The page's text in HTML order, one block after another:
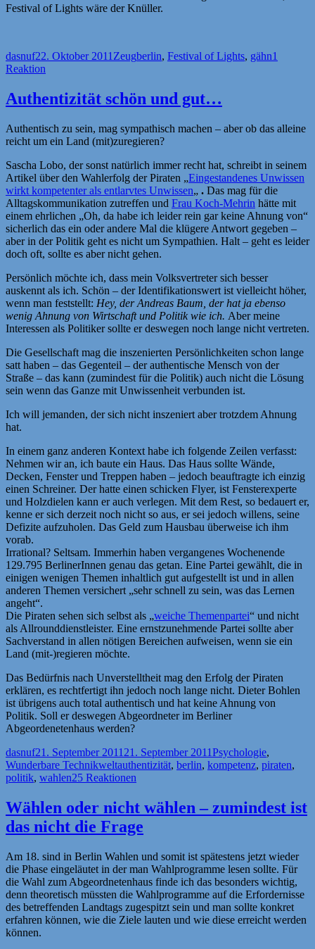
Festival of Lights wäre der Knüller.
Autor
dasnufVeröffentlicht
am
22. Oktober 2011 Kategorien
ZeugSchlagwörter
berlin, Festival of Lights, gähn1
Reaktion
Authentizität schön und gut…
Authentisch zu sein, mag sympathisch machen – aber ob das alleine
reicht um ein Land (mit)zuregieren?
Sascha Lobo, der sonst natürlich immer recht hat, schreibt in seinem
Artikel über den Wahlerfolg der Piraten „Eingestandenes Unwissen
wirkt kompetenter als entlarvtes Unwissen„ . Das mag für die
Alltagskommunikation zutreffen und Frau Koch-Mehrin hätte mit
einem ehrlichen „Oh, da habe ich leider rein gar keine Ahnung von“
sicherlich das ein oder andere Mal die klügere Antwort gegeben –
aber in der Politik geht es nicht um Sympathien. Halt – geht es leider
doch oft, sollte es aber nicht gehen.
Persönlich möchte ich, dass mein Volksvertreter sich besser
auskennt als ich. Schön – der Identifikationswert ist vielleicht höher,
wenn man feststellt: Hey, der Andreas Baum, der hat ja ebenso
wenig Ahnung von Wirtschaft und Politik wie ich. Aber meine
Interessen als Politiker sollte er deswegen noch lange nicht vertreten.
Die Gesellschaft mag die inszenierten Persönlichkeiten schon lange
satt haben – das Gegenteil – der authentische Mensch von der
Straße – das kann (zumindest für die Politik) auch nicht die Lösung
sein wenn das Ganze mit Unwissenheit verbunden ist.
Ich will jemanden, der sich nicht inszeniert aber trotzdem Ahnung
hat.
In einem ganz anderen Kontext habe ich folgende Zeilen verfasst:
Nehmen wir an, ich baute ein Haus. Das Haus sollte Wände,
Decken, Fenster und Treppen haben – jedoch beauftragte ich einzig
einen Schreiner. Der hatte einen schicken Flyer, ist Fensterexperte
und Holzdielen kann er auch verlegen. Mit dem Rest, so bedauert er,
kenne er sich derzeit noch nicht so aus, er sei jedoch willens, seine
Defizite aufzuholen. Das Geld zum Hausbau überweise ich ihm
vorab.
Irrational? Seltsam. Immerhin haben vergangenes Wochenende
129.795 BerlinerInnen genau das getan. Eine Partei gewählt, die in
einigen wenigen Themen inhaltlich gut aufgestellt ist und in allen
anderen Themen versichert „sehr schnell zu sein, was das Lernen
angeht“.
Die Piraten sehen sich selbst als „weiche Themenpartei“ und nicht
als Allrounddienstleister. Eine ernstzunehmende Partei sollte aber
Sachverstand in allen nötigen Bereichen aufweisen, wenn sie ein
Land (mit-)regieren möchte.
Das Bedürfnis nach Unverstelltheit mag den Erfolg der Piraten
erklären, es rechtfertigt ihn jedoch noch lange nicht. Dieter Bohlen
ist übrigens auch total authentisch und hat keine Ahnung von
Politik. Soll er deswegen Abgeordneter im Berliner
Abgeordenetenhaus werden?
Autor
dasnufVeröffentlicht
am
21. September 2011 21. September 2011Kategorien
Psychologie,
Wunderbare TechnikweltSchlagwörter
authentizität, berlin, kompetenz, piraten,
politik, wahlen25 Reaktionen
Wählen oder nicht wählen – zumindest ist
das nicht die Frage
Am 18. sind in Berlin Wahlen und somit ist spätestens jetzt wieder
die Phase eingeläutet in der man Wahlprogramme lesen sollte. Für
die Wahl zum Abgeordnetenhaus finde ich das besonders wichtig,
denn theoretisch müssten die Wahlprogramme auf die Erfordernisse
des betreffenden Landtags zugespitzt sein und man sollte konkret
erfahren können, wie die Ziele lauten und wie diese erreicht werden
können.